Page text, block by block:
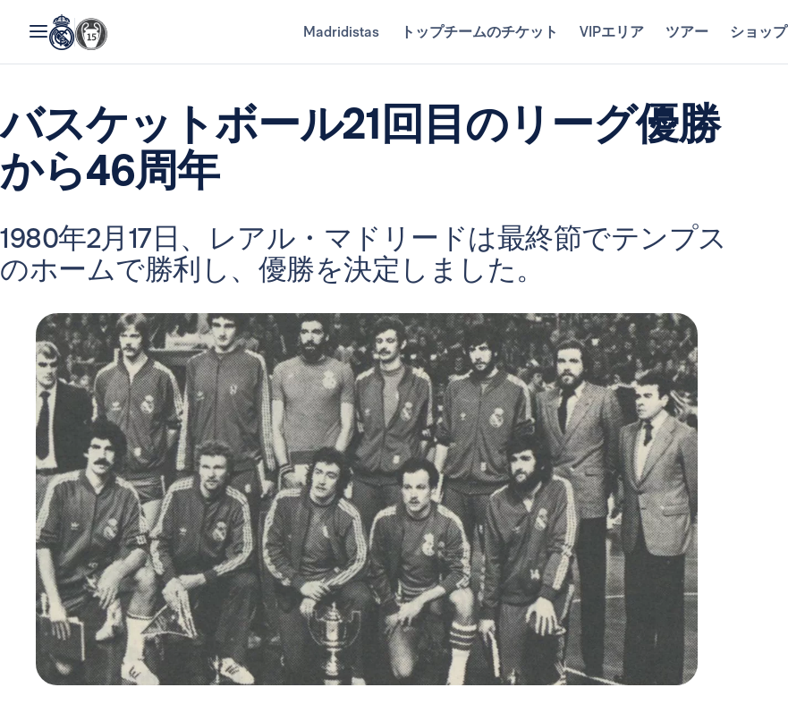
Madridistas トップチームのチケット VIPエリア ツアー ショップ
バスケットボール21回目のリーグ優勝
から46周年
1980年2月17日、レアル・マドリードは最終節でテンプス
のホームで勝利し、優勝を決定しました。